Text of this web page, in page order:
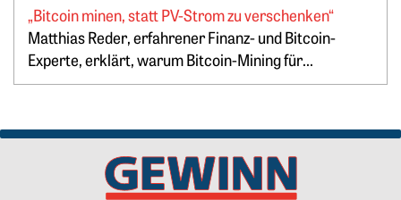
Springe zum Ende des Werbebanners
„Bitcoin minen, statt PV-Strom zu verschenken“
Matthias Reder, erfahrener Finanz- und Bitcoin-
Experte, erklärt, warum Bitcoin-Mining für...